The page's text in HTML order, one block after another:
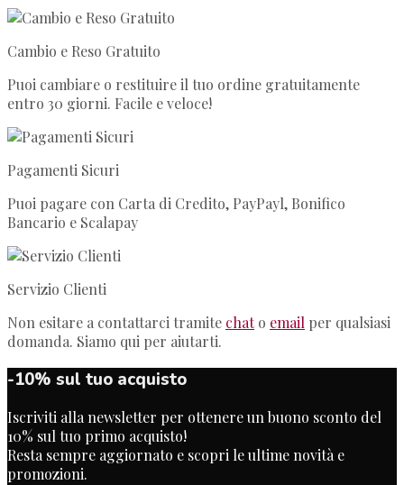
Cambio e Reso Gratuito
Puoi cambiare o restituire il tuo ordine gratuitamente
entro 30 giorni. Facile e veloce!
Pagamenti Sicuri
Puoi pagare con Carta di Credito, PayPayl, Bonifico
Bancario e Scalapay
Servizio Clienti
Non esitare a contattarci tramite chato email per qualsiasi
domanda. Siamo qui per aiutarti.
-10% sul tuo acquisto
Iscriviti alla newsletter per ottenere un buono sconto del
10% sul tuo primo acquisto!
Resta sempre aggiornato e scopri le ultime novità e
promozioni.